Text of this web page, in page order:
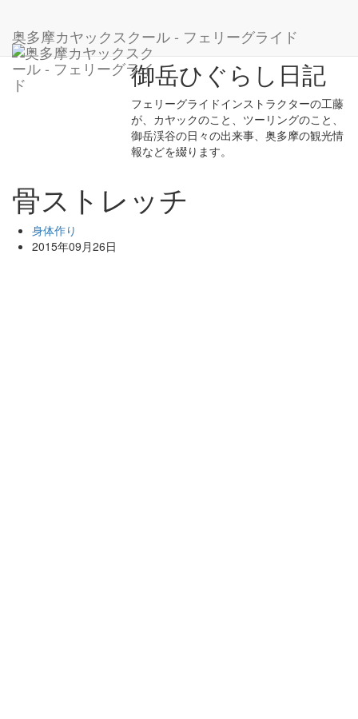
奥多摩カヤックスクール - フェリーグライド
御岳ひぐらし日記
フェリーグライドインストラクターの工藤
が、カヤックのこと、ツーリングのこと、
御岳渓谷の日々の出来事、奥多摩の観光情
報などを綴ります。
骨ストレッチ
身体作り
2015年09月26日